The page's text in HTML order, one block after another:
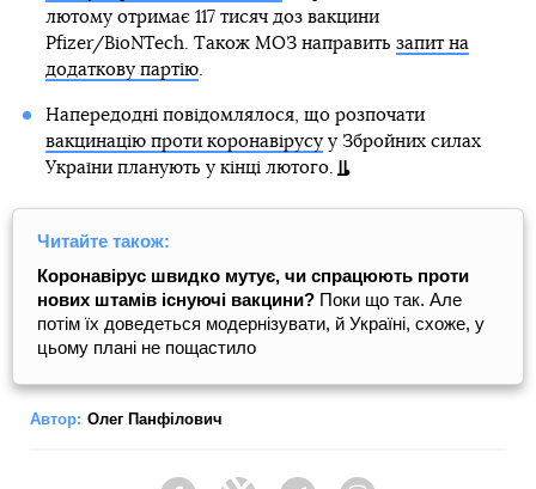
лютому отримає 117 тисяч доз вакцини
Pfizer/BioNTech. Також МОЗ направить запит на
додаткову партію.
Напередодні повідомлялося, що розпочати
вакцинацію проти коронавірусуу Збройних силах
України планують у кінці лютого.
Читайте також:
Коронавірус швидко мутує, чи спрацюють проти
нових штамів існуючі вакцини? Поки що так. Але
потім їх доведеться модернізувати, й Україні, схоже, у
цьому плані не пощастило
Автор: Олег Панфілович